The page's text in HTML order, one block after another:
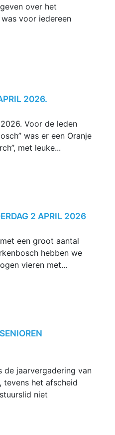
over het
voor iedereen
2026.
Voor de leden
was er een Oranje
met leuke...
2 APRIL 2026
een groot aantal
hebben we
vieren met...
de jaarvergadering van
tevens het afscheid
niet